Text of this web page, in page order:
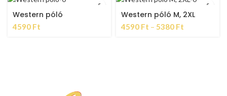
Western póló
4590 Ft
Western póló M, 2XL
4590 Ft – 5380 Ft